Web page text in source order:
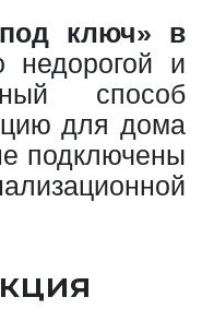
ключ» в
и
способ
для дома
подключены